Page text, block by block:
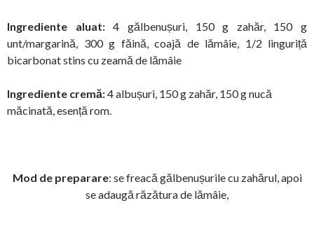
Ingrediente aluat:4 gălbenușuri, 150 g zahăr, 150 g
unt/margarină, 300 g făină, coajă de lămâie, 1/2 linguriță
bicarbonat stins cu zeamă de lămâie
Ingrediente cremă:4 albușuri, 150 g zahăr, 150 g nucă
măcinată, esență rom.
Mod de preparare: se freacă gălbenușurile cu zahărul, apoi
se adaugă răzătura de lămâie,